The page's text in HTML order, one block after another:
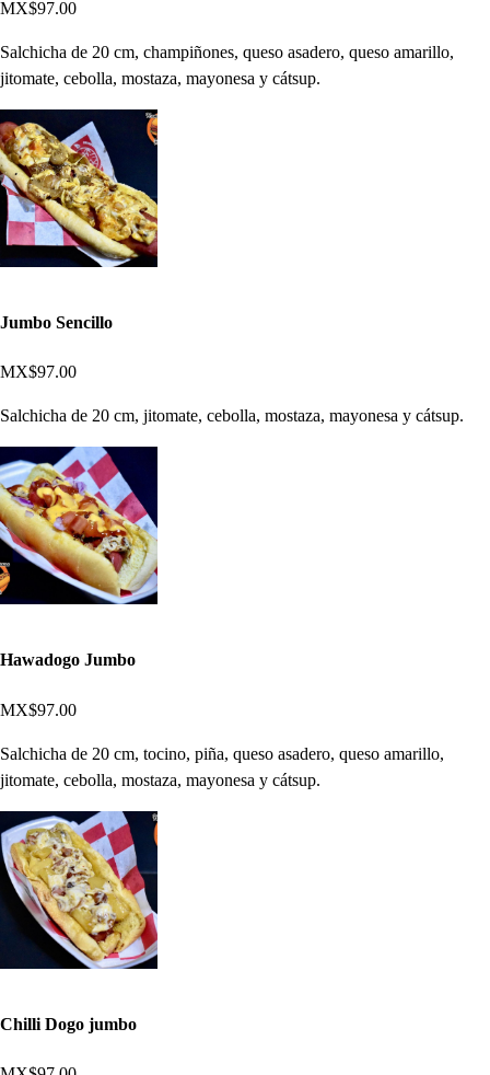
MX$97.00
Salchicha de 20 cm, champiñones, queso asadero, queso amarillo,
jitomate, cebolla, mostaza, mayonesa y cátsup.
Jumbo Sencillo
MX$97.00
Salchicha de 20 cm, jitomate, cebolla, mostaza, mayonesa y cátsup.
Hawadogo Jumbo
MX$97.00
Salchicha de 20 cm, tocino, piña, queso asadero, queso amarillo,
jitomate, cebolla, mostaza, mayonesa y cátsup.
Chilli Dogo jumbo